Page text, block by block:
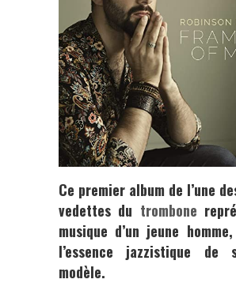
Ce premier album de l’une
vedettes du trombone
musique d’un jeune
l’essence jazzistique de
modèle.